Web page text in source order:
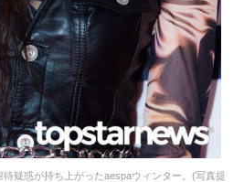
疑惑が持ち上がったaespaウィンター。(写真提